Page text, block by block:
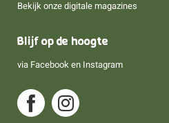
Bekijk onze digitale magazines
Blijf op de hoogte
via Facebook en Instagram